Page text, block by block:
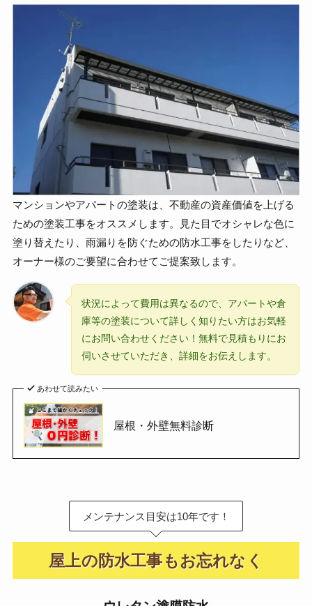
マンションやアパートの塗装は、不動産の資産価値を上げる
ための塗装工事をオススメします。見た目でオシャレな色に
塗り替えたり、雨漏りを防ぐための防水工事をしたりなど、
オーナー様のご要望に合わせてご提案致します。
状況によって費用は異なるので、アパートや倉
庫等の塗装について詳しく知りたい方はお気軽
にお問い合わせください！無料で見積もりにお
伺いさせていただき、詳細をお伝えします。
あわせて読みたい
屋根・外壁無料診断
メンテナンス目安は10年です！
屋上の防水工事もお忘れなく